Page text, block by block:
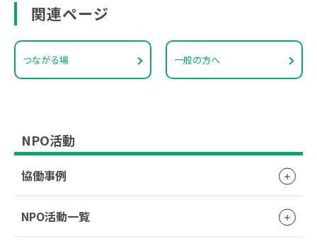
関連ページ
つながる場 一般の方へ
NPO活動
協働事例
NPO活動一覧